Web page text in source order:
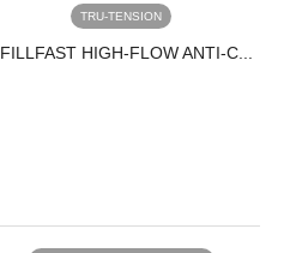
TRU-TENSION
FILLFAST HIGH-FLOW ANTI-C...